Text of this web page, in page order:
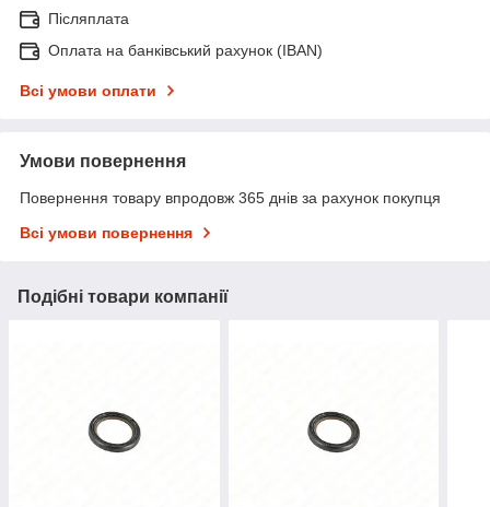
Післяплата
Оплата на банківський рахунок (IBAN)
Всі умови оплати
Умови повернення
Повернення товару впродовж 365 днів за рахунок покупця
Всі умови повернення
Подібні товари компанії